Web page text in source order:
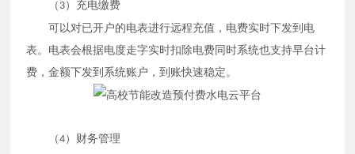
（ 3）充电缴费
可以对已开户的电表进行远程充值，电费实时下发到电
表。电表会根据电度走字实时扣除电费同时系统也支持早台计
费，金额下发到系统账户，到账快速稳定。
（4）财务管理